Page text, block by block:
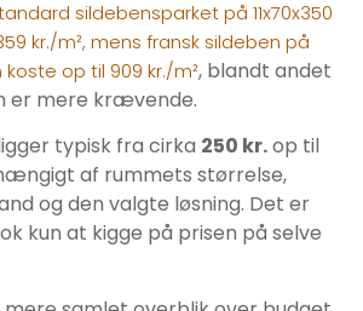
sildebensparket på 11x70x350
kr./m², mens fransk sildeben på
koste op til 909 kr./m², blandt andet
er mere krævende.
typisk fra cirka 250 kr.op til
af rummets størrelse,
og den valgte løsning. Det er
kun at kigge på prisen på selve